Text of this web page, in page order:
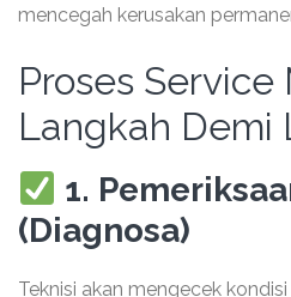
mencegah kerusakan
Proses Service
Langkah Demi
1.
(Diagnosa)
Teknisi akan mengecek